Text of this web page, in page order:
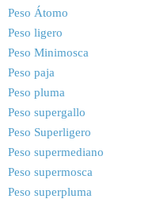
Peso Átomo
Peso ligero
Peso Minimosca
Peso paja
Peso pluma
Peso supergallo
Peso Superligero
Peso supermediano
Peso supermosca
Peso superpluma